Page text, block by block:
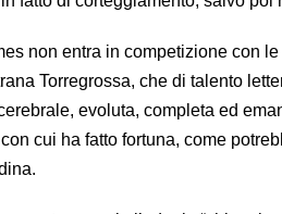
non entra in competizione con
Torregrossa, che di talento
evoluta, completa ed
cui ha fatto fortuna, come